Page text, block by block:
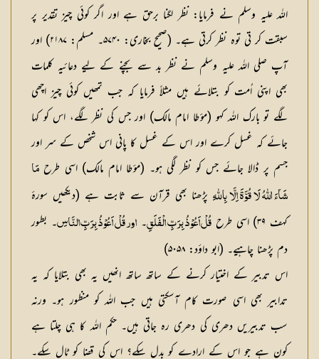
اللہ علیہ وسلم نے فرمایا: نظر لگنا برحق ہے اور اگر کوئی چیز تقدیر پر
سبقت کر تی توہ نظر کرتی ہے۔ (صحیح بخاری: ۵۷۴۰۔ مسلم: ۲۱۸۷) اور
آپ صلی اللہ علیہ وسلم نے نظر بد سے بچنے کے لیے دعائیہ کلمات
بھی اپنی اُمت کو بتلائے ہیں مثلاً فرمایا کہ جب تمھیں کوئی چیز اچھی
لگے تو بارک اللہ کہو (مؤطا امام مالک) اور جس کی نظر لگے، اس کو کہا
جائے کہ غسل کرے اور اس کے غسل کا پانی اس شخص کے سر اور
جسم پر ڈالا جائے جس کو نظر لگی ہو۔ (مؤطا امام مالک) اسی طرح مَا
شَآءَ اللّٰہُ لَا قُوَّۃَ اِلَّا بِاللّٰہِپڑھنا بھی قرآن سے ثابت ہے (دیکھیں سورۂ
کہف ۳۹) اسی طرح
قُلْ اَعُوْذُ بِرَبِّ الْفَلَقِ۔ اور قُلْ اَعُوْذُ بِرَبِّ النَّاسِ۔ بطور
دم پڑھنا چاہیے۔ (ابو داؤد: ۵۰۵۸)
اس تدبیر کے اختیار کرنے کے ساتھ ساتھ انھیں یہ بھی بتلایا کہ یہ
تدابیر بھی اسی صورت کام آسکتی ہیں جب اللہ کو منظور ہو۔ ورنہ
سب تدبیریں دھری کی دھری رہ جاتی ہیں۔ حکم اللہ کا ہی چلتا ہے
کون ہے جو اس کے ارادے کو بدل سکے؟ اس کی قضا کو ٹال سکے۔